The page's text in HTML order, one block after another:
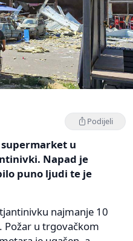
Podijeli
u
Napad je
puno ljudi te je
najmanje 10
Požar u trgovačkom